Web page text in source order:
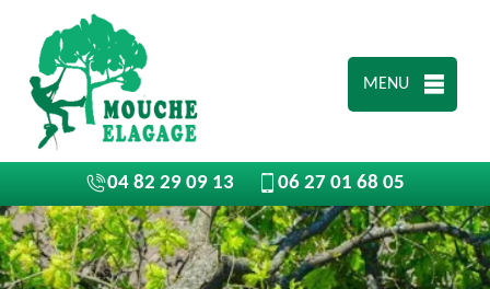
MENU
04 82 29 09 13 06 27 01 68 05